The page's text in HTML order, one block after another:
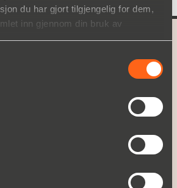
du har gjort tilgjengelig for dem,
inn gjennom din bruk av